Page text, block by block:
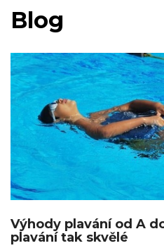
Blog
Výhody plavání od A
plavání tak skvělé